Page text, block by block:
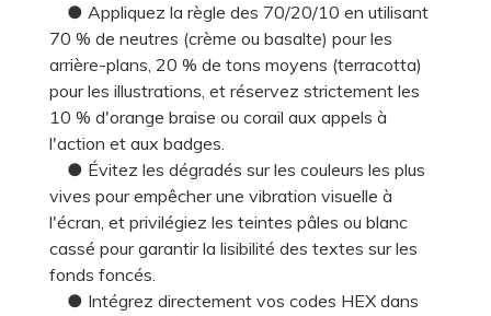
● Appliquez la règle des 70/20/10 en utilisant
70 % de neutres (crème ou basalte) pour les
arrière-plans, 20 % de tons moyens (terracotta)
pour les illustrations, et réservez strictement les
10 % d'orange braise ou corail aux appels à
l'action et aux badges.
● Évitez les dégradés sur les couleurs les plus
vives pour empêcher une vibration visuelle à
l'écran, et privilégiez les teintes pâles ou blanc
cassé pour garantir la lisibilité des textes sur les
fonds foncés.
● Intégrez directement vos codes HEX dans